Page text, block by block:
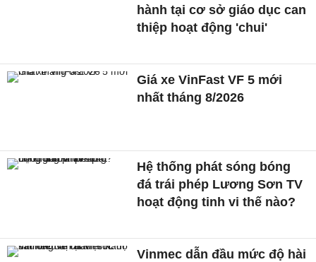
hành tại cơ sở giáo dục can
thiệp hoạt động 'chui'
Giá xe VinFast VF 5 mới
nhất tháng 8/2026
Hệ thống phát sóng bóng
đá trái phép Lương Sơn TV
hoạt động tinh vi thế nào?
Vinmec dẫn đầu mức độ hài